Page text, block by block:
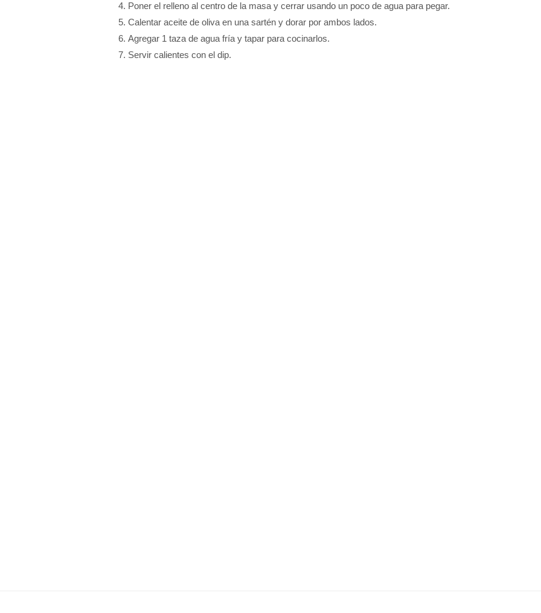
Poner el relleno al centro de la masa y cerrar usando un poco de agua para pegar.
Calentar aceite de oliva en una sartén y dorar por ambos lados.
Agregar 1 taza de agua fría y tapar para cocinarlos.
Servir calientes con el dip.